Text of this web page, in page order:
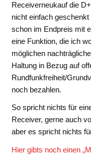
Receiverneukauf die
nicht einfach
schon im Endpreis mit
eine Funktion, die ich
möglichen
Haltung in Bezug auf
Rundfunkfreiheit/
noch bezahlen.
So spricht nichts für
Receiver, gerne auch
aber es spricht nichts
Hier gibts noch einen